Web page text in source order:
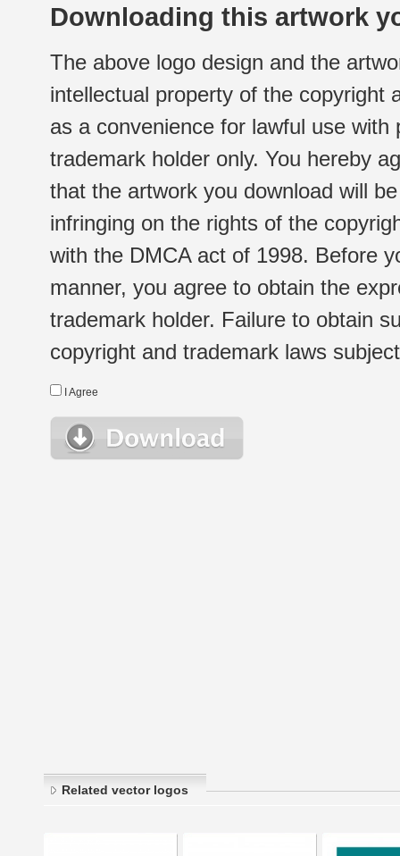
Downloading this artwork
The above logo design and the
intellectual property of the copyright
as a convenience for lawful use
trademark holder only. You hereby
that the artwork you download will
infringing on the rights of the
with the DMCA act of 1998. Before
manner, you agree to obtain the
trademark holder. Failure to obtain
copyright and trademark laws
I Agree
Related vector logos